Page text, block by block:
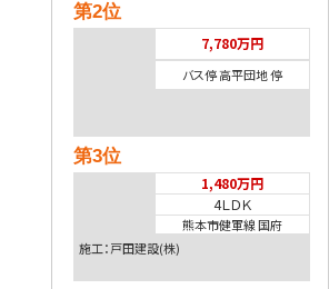
第2位
7,780万円
バス停 高平団地 停
第3位
1,480万円
4ＬＤＫ
熊本市健軍線 国府
施工：戸田建設(株)